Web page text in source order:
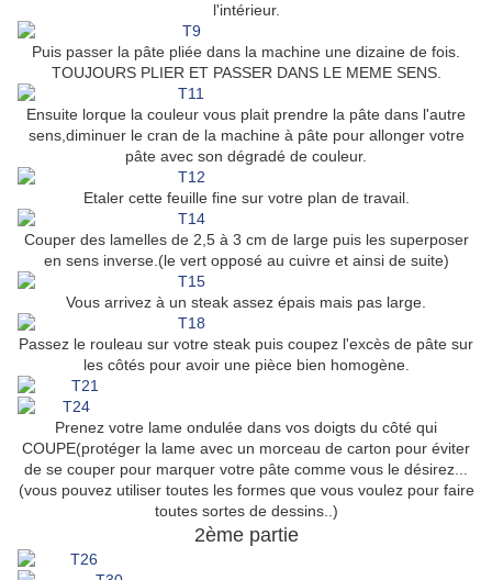
l'intérieur.
Puis passer la pâte pliée dans la machine une dizaine de fois.
TOUJOURS PLIER ET PASSER DANS LE MEME SENS.
Ensuite lorque la couleur vous plait prendre la pâte dans l'autre
sens,diminuer le cran de la machine à pâte pour allonger votre
pâte avec son dégradé de couleur.
Etaler cette feuille fine sur votre plan de travail.
Couper des lamelles de 2,5 à 3 cm de large puis les superposer
en sens inverse.(le vert opposé au cuivre et ainsi de suite)
Vous arrivez à un steak assez épais mais pas large.
Passez le rouleau sur votre steak puis coupez l'excès de pâte sur
les côtés pour avoir une pièce bien homogène.
Prenez votre lame ondulée dans vos doigts du côté qui
COUPE(protéger la lame avec un morceau de carton pour éviter
de se couper pour marquer votre pâte comme vous le désirez...
(vous pouvez utiliser toutes les formes que vous voulez pour faire
toutes sortes de dessins..)
2ème partie